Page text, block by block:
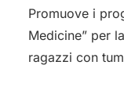
Promuove i
Medicine” per
ragazzi con